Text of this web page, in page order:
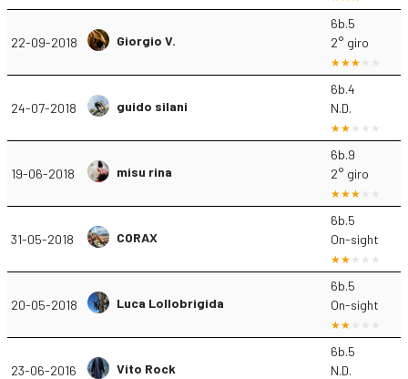
22-09-2018 Giorgio V.
6b.5
2° giro
24-07-2018 guido silani
6b.4
N.D.
19-06-2018 misu rina
6b.9
2° giro
31-05-2018 CORAX
6b.5
On-sight
20-05-2018 Luca Lollobrigida
6b.5
On-sight
23-06-2016 Vito Rock
6b.5
N.D.